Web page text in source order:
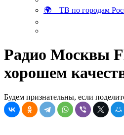
🌍 ТВ по городам
Радио Москвы
хорошем
Будем признательны, если